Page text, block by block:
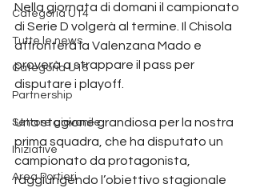
Categoria U14
Tutte le news
Categoria U15
Partnership
Settore giovanile
Iniziative
Area Portieri
Nella giornata di domani il campionato
di Serie D volgerà al termine. Il Chisola
affronterà la Valenzana Mado e
proverà a strappare il pass per
disputare i playoff.
Una stagione grandiosa per la nostra
prima squadra, che ha disputato un
campionato da protagonista,
raggiungendo l’obiettivo stagionale